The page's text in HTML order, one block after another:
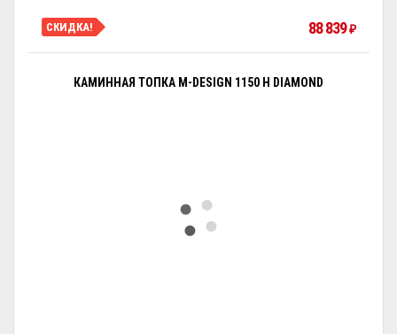
СКИДКА! 88 839₽
КАМИННАЯ ТОПКА M-DESIGN 1150 H DIAMOND